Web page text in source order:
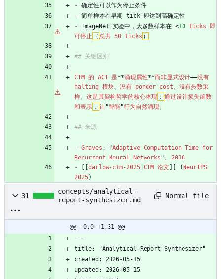
- 确定性可以作为停止条件
- 简单样本在早期 tick 即达到高确定性
- ImageNet 实验中，大多数样本在 <10 ticks
即
可停止
（ 总共 50 ticks ）
## 关键区别
CTM 的 ACT 是**涌现属性**而非显式设计——没有
halting 模块、 没有 ponder cost、 没有步数采
样。 这是其架构哲学的核心体现 ： 通过设计损失函数
和表示 ， 让"智能"行为自然涌现。
## 来源
- Graves , "Adaptive Computation Time for
Recurrent
Neural Networks ",
2016
-
darlow-ctm-2025 CTM 论文 ( NeurIPS
2025)
31
concepts/analytical-
report-synthesizer.md
Normal file
@@ -0,0 +1,31 @@
---
title: "Analytical Report Synthesizer"
created: 2026-05-15
updated: 2026-05-15